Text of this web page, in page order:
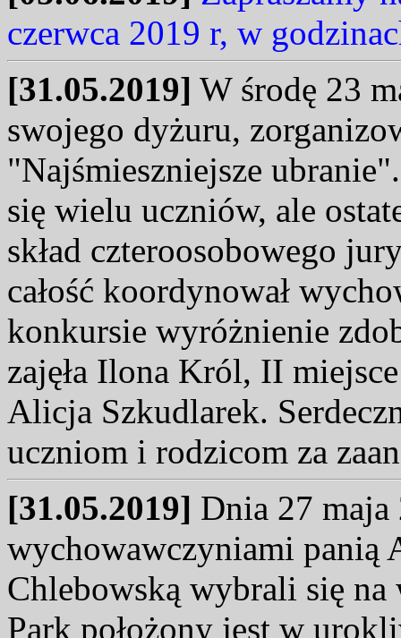
czerwca 2019 r, w
[31.05.2019] W środę 23
swojego dyżuru,
"Najśmieszniejsze
się wielu uczniów, ale
skład czteroosobowego
całość koordynował
konkursie wyróżnienie
zajęła Ilona Król, II
Alicja Szkudlarek.
uczniom i rodzicom za
[31.05.2019] Dnia 27
wychowawczyniami panią
Chlebowską wybrali się na
Park położony jest w